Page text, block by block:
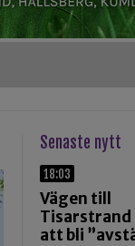
Senaste nytt
18:03
Vägen till
Tisarstrand
att bli